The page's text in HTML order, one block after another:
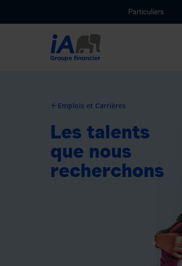
Particuliers
arrow_back Emplois et Carrières
Les talents
que nous
recherchons